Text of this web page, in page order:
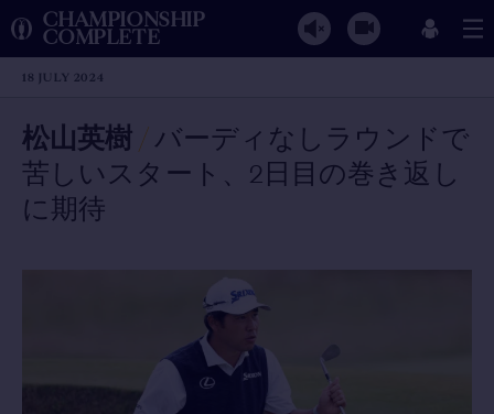
CHAMPIONSHIP
COMPLETE
18 JULY 2024
松山英樹 /バーディなしラウンドで
苦しいスタート、2日目の巻き返し
に期待